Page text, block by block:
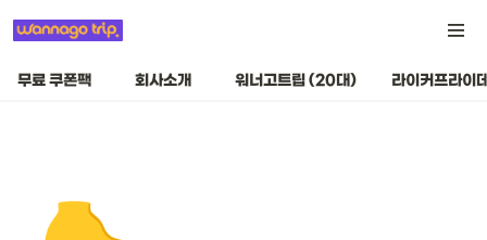
무료 쿠폰팩 회사소개 워너고트립 (20대) 라이커프라이